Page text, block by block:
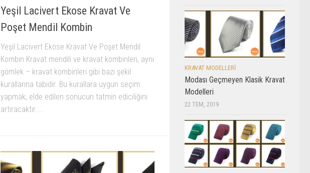
Yeşil Lacivert Ekose Kravat Ve
Poşet Mendil Kombin
Yeşil Lacivert Ekose Kravat Ve Poşet Mendil
Kombin Kravat mendili ve kravat kombinleri, aynı
gömlek – kravat kombinleri gibi bazı şekil
kurallarına tabidir. Bu kurallara uygun seçim
yapmak, elde edilen sonucun tatmin ediciliğini
artıracaktır....
KRAVAT MODELLERI
Modası Geçmeyen Klasik Kravat
Modelleri
22 TEM, 2019